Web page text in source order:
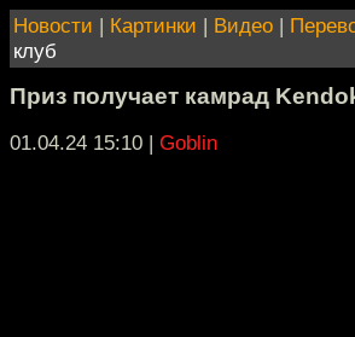
Новости | Картинки | Видео |
клуб
Приз получает камрад
01.04.24 15:10 | Goblin